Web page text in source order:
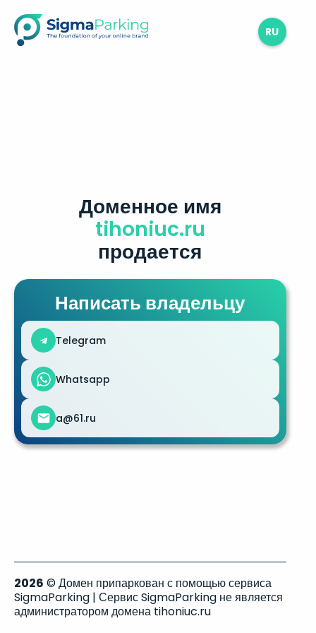
RU
Доменное имя
tihoniuc.ru
продается
Написать владельцу
Telegram
Whatsapp
a@61.ru
2026 © Домен припаркован с помощью сервиса
SigmaParking | Сервис SigmaParking не является
администратором домена tihoniuc.ru